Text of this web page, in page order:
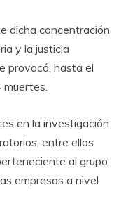
dicha concentración
y la justicia
provocó, hasta el
muertes.
en la investigación
entre ellos
al grupo
empresas a nivel